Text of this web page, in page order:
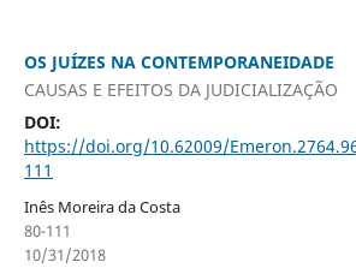
OS JUÍZES NA CONTEMPORANEIDADE
CAUSAS E EFEITOS DA JUDICIALIZAÇÃO
DOI:
https://doi.org/10.62009/
111
Inês Moreira da Costa
80-111
10/31/2018